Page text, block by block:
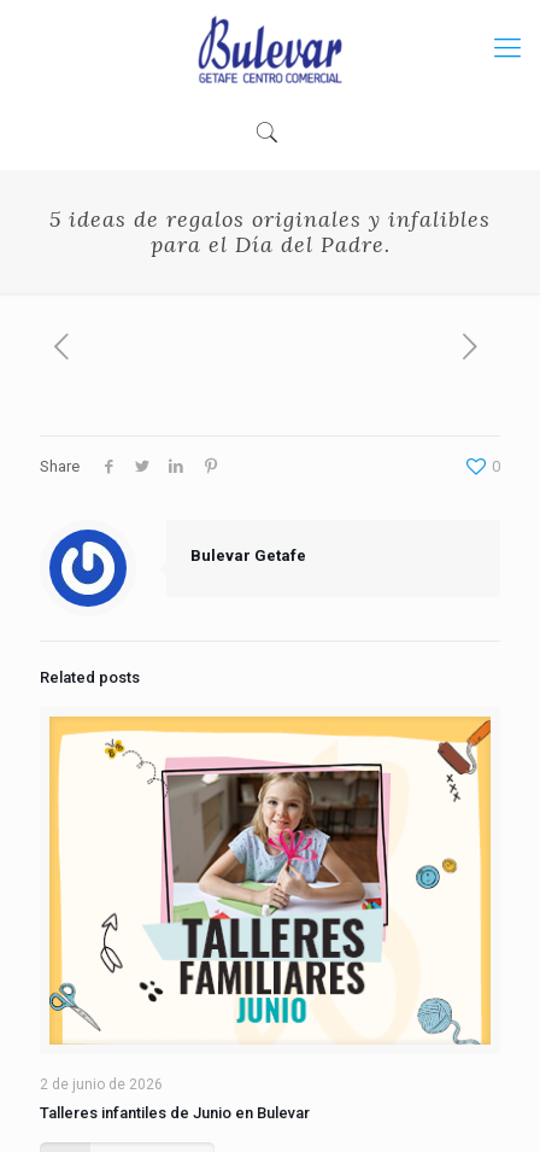
5 ideas de regalos originales y infalibles
para el Día del Padre.
Share 0
Bulevar Getafe
Related posts
2 de junio de 2026
Talleres infantiles de Junio en Bulevar